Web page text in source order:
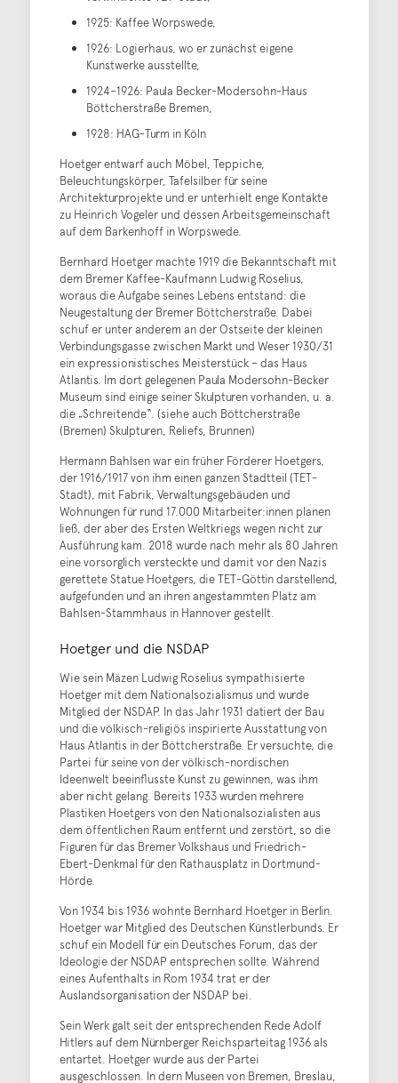
1925: Kaffee Worpswede,
1926: Logierhaus, wo er zunächst eigene
Kunstwerke ausstellte,
1924–1926: Paula Becker-Modersohn-Haus
Böttcherstraße Bremen,
1928: HAG-Turm in Köln
Hoetger entwarf auch Möbel, Teppiche,
Beleuchtungskörper, Tafelsilber für seine
Architekturprojekte und er unterhielt enge Kontakte
zu Heinrich Vogeler und dessen Arbeitsgemeinschaft
auf dem Barkenhoff in Worpswede.
Bernhard Hoetger machte 1919 die Bekanntschaft mit
dem Bremer Kaffee-Kaufmann Ludwig Roselius,
woraus die Aufgabe seines Lebens entstand: die
Neugestaltung der Bremer Böttcherstraße. Dabei
schuf er unter anderem an der Ostseite der kleinen
Verbindungsgasse zwischen Markt und Weser 1930/31
ein expressionistisches Meisterstück – das Haus
Atlantis. Im dort gelegenen Paula Modersohn-Becker
Museum sind einige seiner Skulpturen vorhanden, u. a.
die „Schreitende“. (siehe auch Böttcherstraße
(Bremen) Skulpturen, Reliefs, Brunnen)
Hermann Bahlsen war ein früher Förderer Hoetgers,
der 1916/1917 von ihm einen ganzen Stadtteil (TET-
Stadt), mit Fabrik, Verwaltungsgebäuden und
Wohnungen für rund 17.000 Mitarbeiter:innen planen
ließ, der aber des Ersten Weltkriegs wegen nicht zur
Ausführung kam. 2018 wurde nach mehr als 80 Jahren
eine vorsorglich versteckte und damit vor den Nazis
gerettete Statue Hoetgers, die TET-Göttin darstellend,
aufgefunden und an ihren angestammten Platz am
Bahlsen-Stammhaus in Hannover gestellt.
Hoetger und die NSDAP
Wie sein Mäzen Ludwig Roselius sympathisierte
Hoetger mit dem Nationalsozialismus und wurde
Mitglied der NSDAP. In das Jahr 1931 datiert der Bau
und die völkisch-religiös inspirierte Ausstattung von
Haus Atlantis in der Böttcherstraße. Er versuchte, die
Partei für seine von der völkisch-nordischen
Ideenwelt beeinflusste Kunst zu gewinnen, was ihm
aber nicht gelang. Bereits 1933 wurden mehrere
Plastiken Hoetgers von den Nationalsozialisten aus
dem öffentlichen Raum entfernt und zerstört, so die
Figuren für das Bremer Volkshaus und Friedrich-
Ebert-Denkmal für den Rathausplatz in Dortmund-
Hörde.
Von 1934 bis 1936 wohnte Bernhard Hoetger in Berlin.
Hoetger war Mitglied des Deutschen Künstlerbunds. Er
schuf ein Modell für ein Deutsches Forum, das der
Ideologie der NSDAP entsprechen sollte. Während
eines Aufenthalts in Rom 1934 trat er der
Auslandsorganisation der NSDAP bei.
Sein Werk galt seit der entsprechenden Rede Adolf
Hitlers auf dem Nürnberger Reichsparteitag 1936 als
entartet. Hoetger wurde aus der Partei
ausgeschlossen. In dern Museen von Bremen, Breslau,